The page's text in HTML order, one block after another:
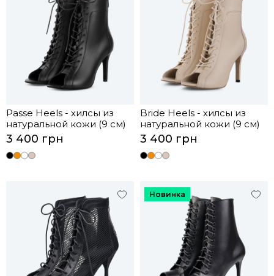
Passe Heels - хилсы из
натуральной кожи (9 см)
3 400 грн
Bride Heels - хилсы из
натуральной кожи (9 см)
3 400 грн
Новинка